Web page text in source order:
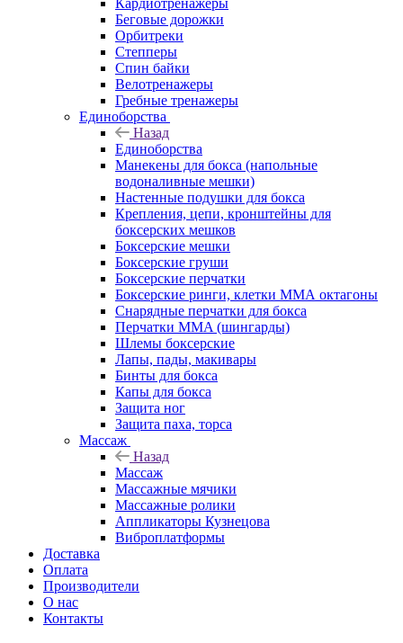
Кардиотренажеры
Беговые дорожки
Орбитреки
Степперы
Спин байки
Велотренажеры
Гребные тренажеры
Единоборства
Назад
Единоборства
Манекены для бокса (напольные
водоналивные мешки)
Настенные подушки для бокса
Крепления, цепи, кронштейны для
боксерских мешков
Боксерские мешки
Боксерские груши
Боксерские перчатки
Боксерские ринги, клетки ММА октагоны
Снарядные перчатки для бокса
Перчатки MMA (шингарды)
Шлемы боксерские
Лапы, пады, макивары
Бинты для бокса
Капы для бокса
Защита ног
Защита паха, торса
Массаж
Назад
Массаж
Массажные мячики
Массажные ролики
Аппликаторы Кузнецова
Виброплатформы
Доставка
Оплата
Производители
О нас
Контакты